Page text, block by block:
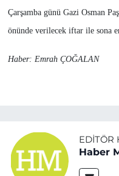
Çarşamba günü Gazi Osman
önünde verilecek iftar ile sona
Haber: Emrah ÇOĞALAN
EDITÖR
Haber